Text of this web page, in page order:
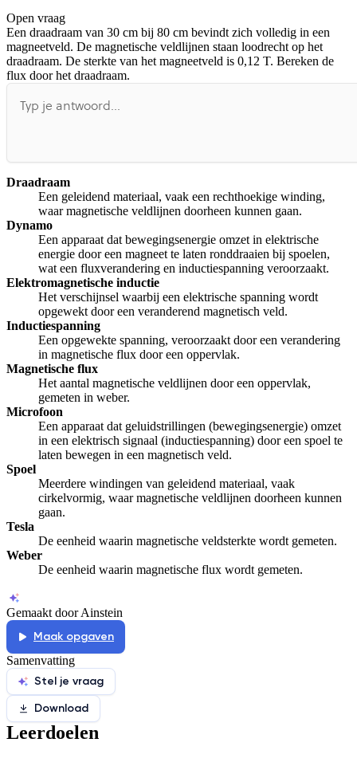
De uitleg gaat te langzaam
Afspelen werkte niet
Iets anders
Open vraag
Een draadraam van 30 cm bij 80 cm bevindt zich volledig in een
magneetveld. De magnetische veldlijnen staan loodrecht op het
draadraam. De sterkte van het magneetveld is 0,12 T. Bereken de
flux door het draadraam.
Draadraam
Een geleidend materiaal, vaak een rechthoekige winding,
waar magnetische veldlijnen doorheen kunnen gaan.
Dynamo
Een apparaat dat bewegingsenergie omzet in elektrische
energie door een magneet te laten ronddraaien bij spoelen,
wat een fluxverandering en inductiespanning veroorzaakt.
Elektromagnetische inductie
Het verschijnsel waarbij een elektrische spanning wordt
opgewekt door een veranderend magnetisch veld.
Inductiespanning
Een opgewekte spanning, veroorzaakt door een verandering
in magnetische flux door een oppervlak.
Magnetische flux
Het aantal magnetische veldlijnen door een oppervlak,
gemeten in weber.
Microfoon
Een apparaat dat geluidstrillingen (bewegingsenergie) omzet
in een elektrisch signaal (inductiespanning) door een spoel te
laten bewegen in een magnetisch veld.
Spoel
Meerdere windingen van geleidend materiaal, vaak
cirkelvormig, waar magnetische veldlijnen doorheen kunnen
gaan.
Tesla
De eenheid waarin magnetische veldsterkte wordt gemeten.
Weber
De eenheid waarin magnetische flux wordt gemeten.
Gemaakt door Ainstein
Maak opgaven
Samenvatting
Stel je vraag
Download
Leerdoelen